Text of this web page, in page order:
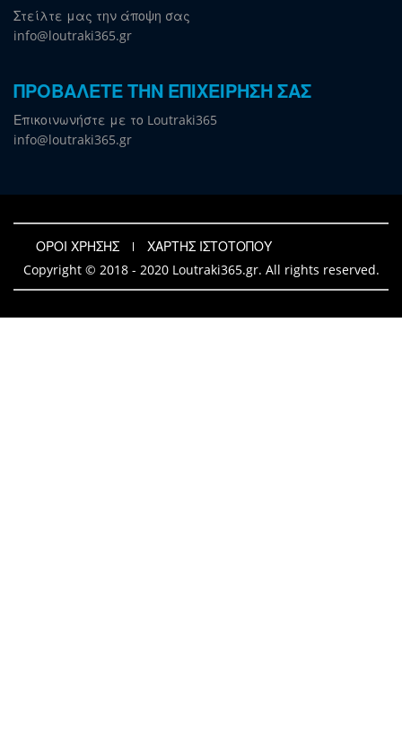
Στείλτε μας την άποψη σας
info@loutraki365.gr
ΠΡΟΒΑΛΕΤΕ ΤΗΝ ΕΠΙΧΕΙΡΗΣΗ ΣΑΣ
Επικοινωνήστε με το Loutraki365
info@loutraki365.gr
ΟΡΟΙ ΧΡΗΣΗΣ
ΧΑΡΤΗΣ ΙΣΤΟΤΟΠΟΥ
Copyright © 2018 - 2020 Loutraki365.gr. All rights reserved.